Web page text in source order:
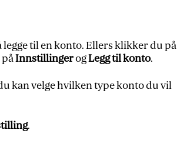
til en konto. Ellers klikker du på
InnstillingerogLegg til konto.
kan velge hvilken type konto du vil
.